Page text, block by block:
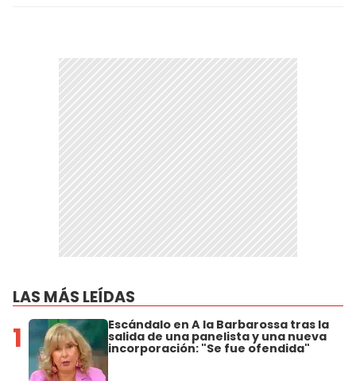
LAS MÁS LEÍDAS
1 Escándalo en A la Barbarossa tras la
salida de una panelista y una nueva
incorporación: "Se fue ofendida"